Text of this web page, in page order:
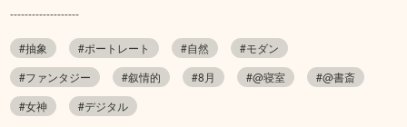
-------------------
#抽象 #ポートレート #自然
#モダン
#ファンタジー
#叙情的 #8月 #@寝室
#@書斎
#女神
#デジタル